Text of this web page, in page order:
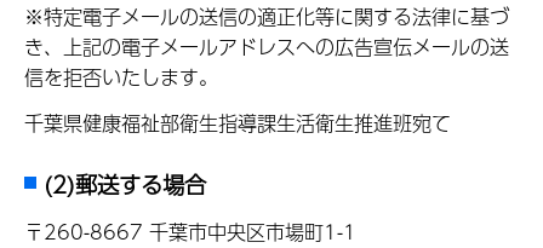
※特定電子メールの送信の適正化等に関する法律に基づ
き、上記の電子メールアドレスへの広告宣伝メールの送
信を拒否いたします。
千葉県健康福祉部衛生指導課生活衛生推進班宛て
(2)郵送する場合
〒260-8667 千葉市中央区市場町1-1